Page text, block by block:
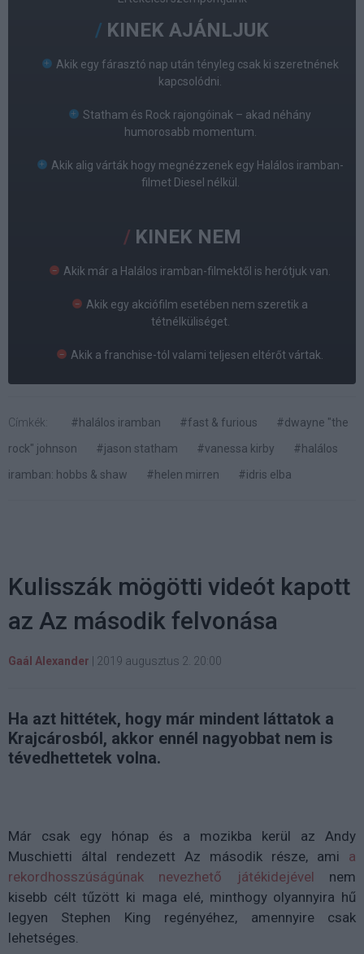
KINEK AJÁNLJUK
Akik egy fárasztó nap után tényleg csak ki szeretnének
kapcsolódni.
Statham és Rock rajongóinak – akad néhány
humorosabb momentum.
Akik alig várták hogy megnézzenek egy Halálos iramban-
filmet Diesel nélkül.
KINEK NEM
Akik már a Halálos iramban-filmektől is herótjuk van.
Akik egy akciófilm esetében nem szeretik a
tétnélküliséget.
Akik a franchise-tól valami teljesen eltérőt vártak.
Címkék: #halálos iramban #fast & furious
#dwayne "the
rock" johnson
#jason statham #vanessa kirby
#halálos
iramban: hobbs & shaw
#helen mirren #idris elba
Kulisszák mögötti videót kapott
az Az második felvonása
Gaál Alexander | 2019 augusztus 2. 20:00
Ha azt hittétek, hogy már mindent láttatok a
Krajcárosból, akkor ennél nagyobbat nem is
tévedhettetek volna.
Már csak egy hónap és a mozikba kerül az Andy
Muschietti által rendezett Az második része, ami a
rekordhosszúságúnak nevezhető játékidejével nem
kisebb célt tűzött ki maga elé, minthogy olyannyira hű
legyen Stephen King regényéhez, amennyire csak
lehetséges.